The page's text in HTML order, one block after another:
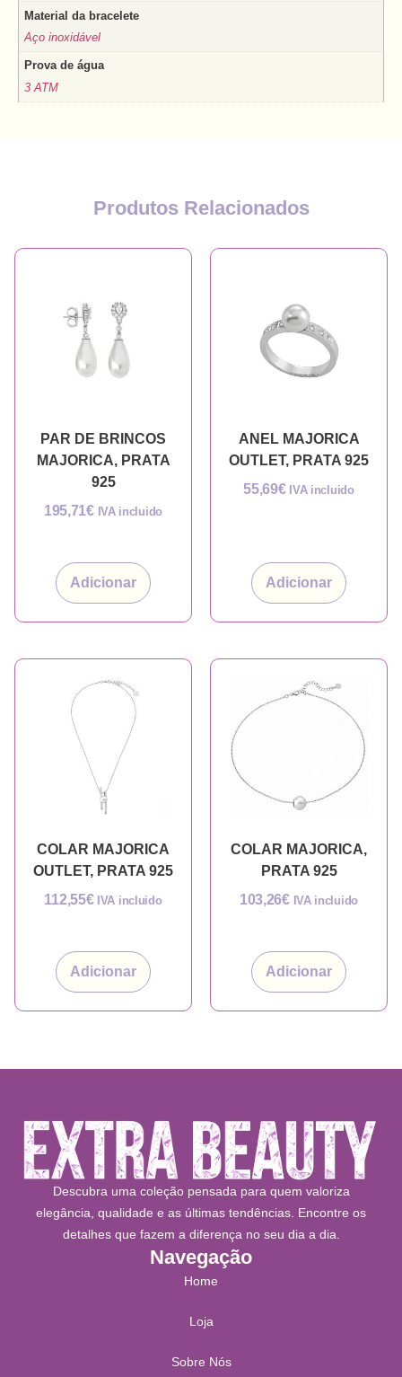
Material da bracelete
Aço inoxidável
Prova de água
3 ATM
Produtos Relacionados
PAR DE BRINCOS
MAJORICA, PRATA
925
195,71€ IVA incluido
Adicionar
ANEL MAJORICA
OUTLET, PRATA 925
55,69€ IVA incluido
Adicionar
COLAR MAJORICA
OUTLET, PRATA 925
112,55€ IVA incluido
Adicionar
COLAR MAJORICA,
PRATA 925
103,26€ IVA incluido
Adicionar
Descubra uma coleção pensada para quem valoriza
elegância, qualidade e as últimas tendências. Encontre os
detalhes que fazem a diferença no seu dia a dia.
Navegação
Home
Loja
Sobre Nós